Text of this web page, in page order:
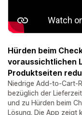
Hürden beim
voraussichtlichen
Produktseiten
Niedrige Add-to-Cart-
bezüglich der
und zu Hürden beim
Lösung. Die App zeigt